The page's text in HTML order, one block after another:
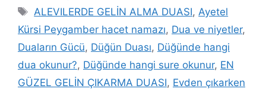
ALEVILERDE GELİN ALMA DUASI,Ayetel
Kürsi Peygamber hacet namazı, Dua ve niyetler,
Duaların Gücü, Düğün Duası, Düğünde hangi
dua okunur?, Düğünde hangi sure okunur, EN
GÜZEL GELİN ÇIKARMA DUASI, Evden çıkarken